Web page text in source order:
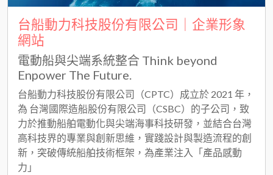
台船動力科技股份有限公司｜企業形象
網站
電動船與尖端系統整合 Think beyond
Enpower The Future.
台船動力科技股份有限公司（CPTC）成立於 2021 年，
為 台灣國際造船股份有限公司（CSBC）的子公司，致
力於推動船舶電動化與尖端海事科技研發，並結合台灣
高科技界的專業與創新思維，實踐設計與製造流程的創
新，突破傳統船舶技術框架，為產業注入「產品感動
力」